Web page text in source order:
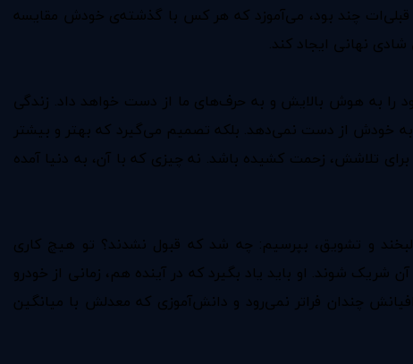
قبلی‌ات چند بود، می‌آموزد که هر کس با گذشته‌ی خودش مقایسه
نهانی ایجاد کند.
را به هوش بالایش و به حرف‌های ما از دست خواهد داد. زندگی
خودش از دست نمی‌دهد. بلکه تصمیم می‌گیرد که بهتر و بیشتر
تلاشش،‌ زحمت کشیده باشد. نه چیزی که با آن، به دنیا آمده
و تشویق، بپرسیم: چه شد که قبول نشدند؟ تو هیچ کاری
شریک شوند. او باید یاد بگیرد که در آینده هم، زمانی از خودرو
چندان فراتر نمی‌رود و دانش‌آموزی که معدلش با میانگین